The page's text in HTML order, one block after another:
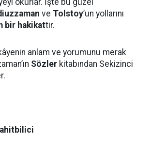
okurlar. İşte bu güzel
ve Tolstoy’un yollarını
bir hakikattir.
anlam ve yorumunu merak
Sözler kitabından Sekizinci